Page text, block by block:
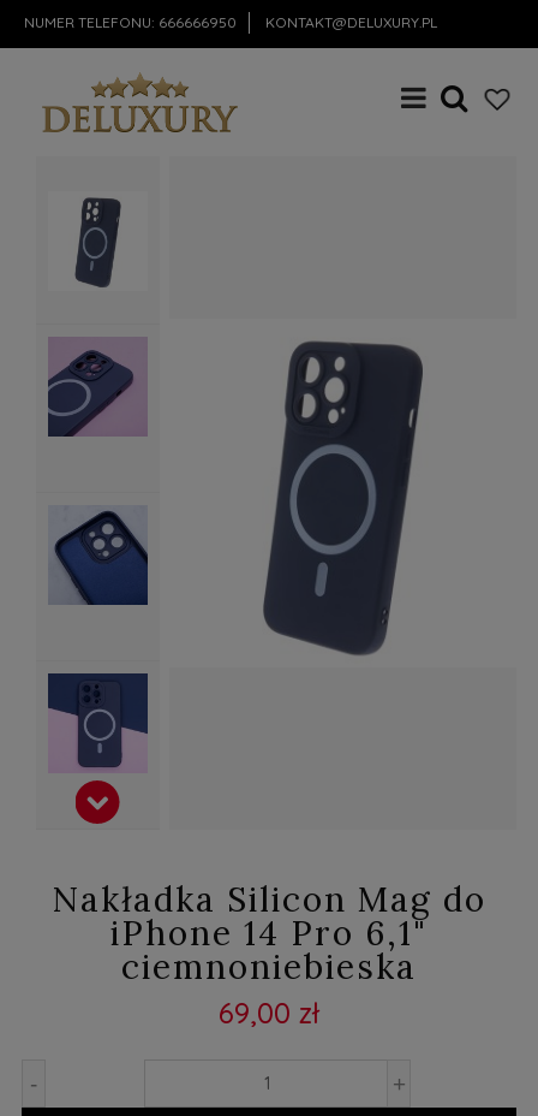
NUMER TELEFONU: 666666950 KONTAKT@DELUXURY.PL
Nakładka Silicon Mag do
iPhone 14 Pro 6,1"
ciemnoniebieska
69,00 zł
- +